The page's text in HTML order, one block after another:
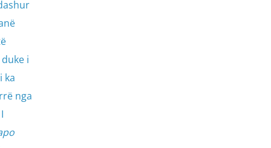
i
ka
nga